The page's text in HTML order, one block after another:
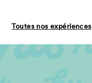
Toutes nos expériences